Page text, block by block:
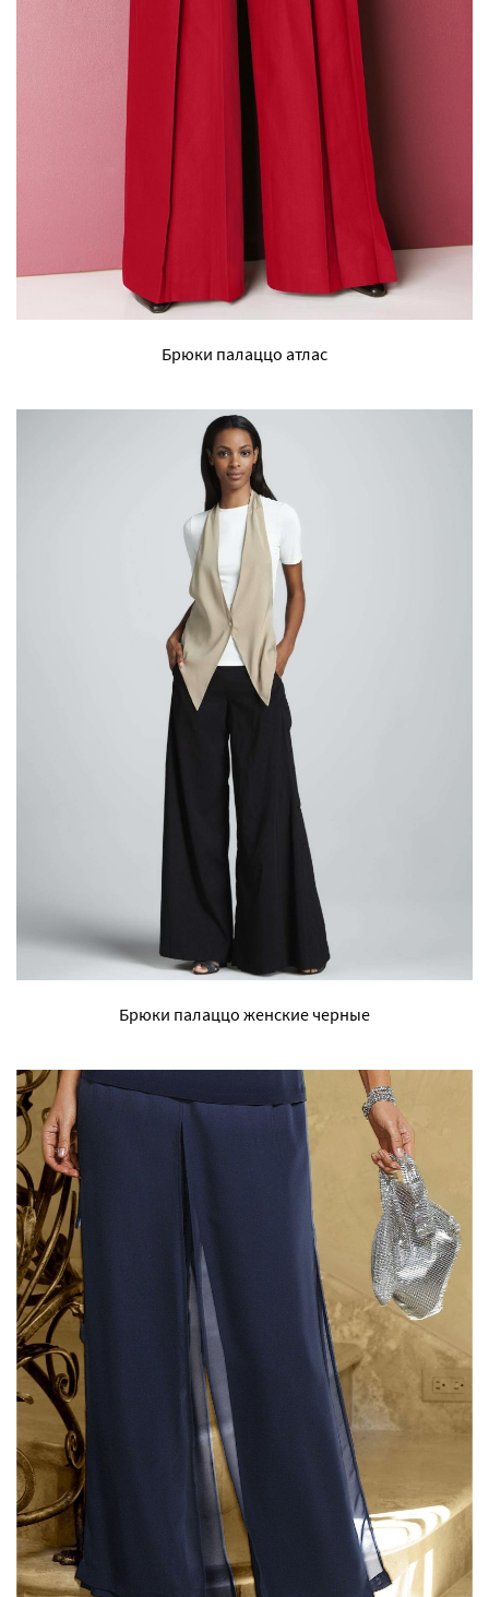
Брюки палаццо атлас
Брюки палаццо женские черные